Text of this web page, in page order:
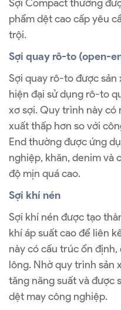
Sợi Compact thường
phẩm dệt cao cấp yêu
trội.
Sợi quay rô-to (open-
Sợi quay rô-to được
hiện đại sử dụng rô-to
xơ sợi. Quy trình này có
xuất thấp hơn so với
End thường được ứng
nghiệp, khăn, denim và
độ mịn quá cao.
Sợi khí nén
Sợi khí nén được tạo
khí áp suất cao để liên
này có cấu trúc ổn
lông. Nhờ quy trình sản
tăng năng suất và được
dệt may công nghiệp.